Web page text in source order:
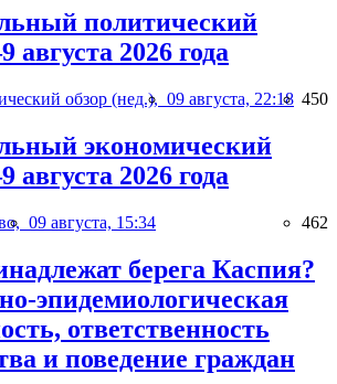
политический
августа 2026 года
обзор (нед.), 09 августа, 22:18 450
экономический
августа 2026 года
09 августа, 15:34 462
берега Каспия?
эпидемиологическая
ответственность
и поведение граждан